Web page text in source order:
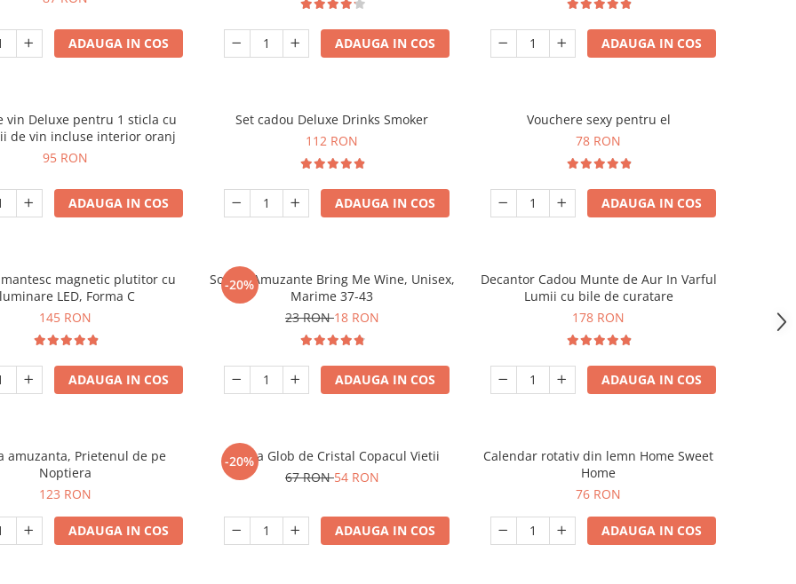
ADAUGA IN COS ADAUGA IN COS ADAUGA IN COS
vin Deluxe pentru 1 sticla cu
de vin incluse interior oranj
95 RON
ADAUGA IN COS
Set cadou Deluxe Drinks Smoker
112 RON
ADAUGA IN COS
Vouchere sexy pentru el
78 RON
ADAUGA IN COS
magnetic plutitor cu
LED, Forma C
145 RON
ADAUGA IN COS
-20%
Sosete Amuzante Bring Me Wine, Unisex,
Marime 37-43
23 RON18 RON
ADAUGA IN COS
Decantor Cadou Munte de Aur In Varful
Lumii cu bile de curatare
178 RON
ADAUGA IN COS
amuzanta, Prietenul de pe
Noptiera
123 RON
ADAUGA IN COS
-20%
Lampa Glob de Cristal Copacul Vietii
67 RON54 RON
ADAUGA IN COS
Calendar rotativ din lemn Home Sweet
Home
76 RON
ADAUGA IN COS